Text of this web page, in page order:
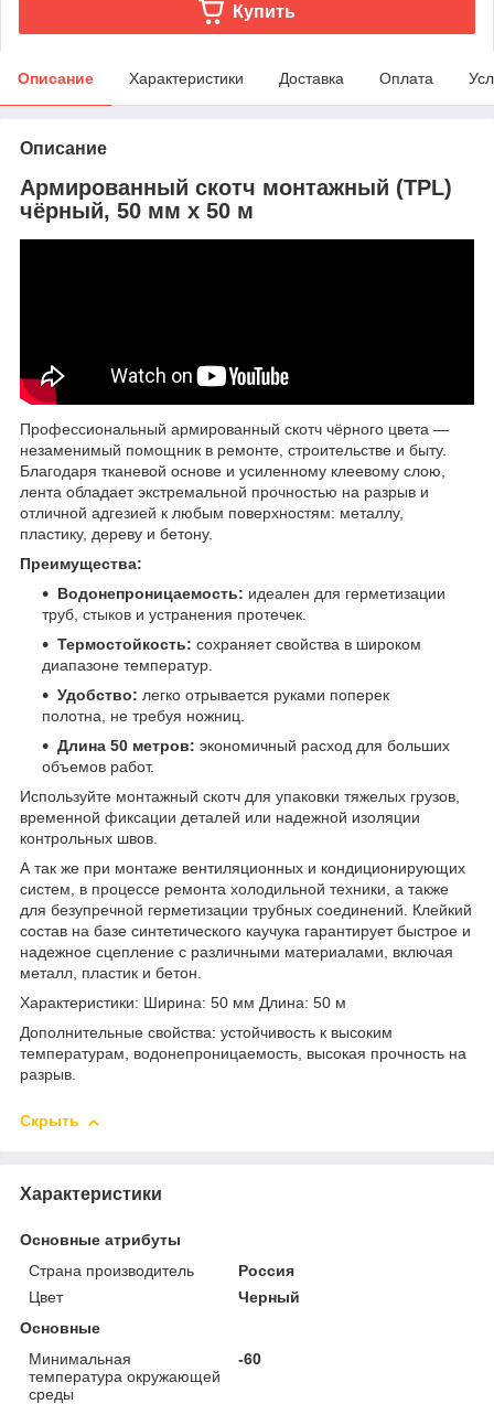
Купить
Описание Характеристики Доставка Оплата
Описание
Армированный скотч монтажный (TPL)
чёрный, 50 мм х 50 м
Профессиональный армированный скотч чёрного цвета —
незаменимый помощник в ремонте, строительстве и быту.
Благодаря тканевой основе и усиленному клеевому слою,
лента обладает экстремальной прочностью на разрыв и
отличной адгезией к любым поверхностям: металлу,
пластику, дереву и бетону.
Преимущества:
Водонепроницаемость: идеален для герметизации
труб, стыков и устранения протечек.
Термостойкость: сохраняет свойства в широком
диапазоне температур.
Удобство: легко отрывается руками поперек
полотна, не требуя ножниц.
Длина 50 метров: экономичный расход для больших
объемов работ.
Используйте монтажный скотч для упаковки тяжелых грузов,
временной фиксации деталей или надежной изоляции
контрольных швов.
А так же при монтаже вентиляционных и кондиционирующих
систем, в процессе ремонта холодильной техники, а также
для безупречной герметизации трубных соединений. Клейкий
состав на базе синтетического каучука гарантирует быстрое и
надежное сцепление с различными материалами, включая
металл, пластик и бетон.
Характеристики: Ширина: 50 мм Длина: 50 м
Дополнительные свойства: устойчивость к высоким
температурам, водонепроницаемость, высокая прочность на
разрыв.
Скрыть
Характеристики
Основные атрибуты
Страна производитель
Россия
Цвет
Черный
Основные
Минимальная
температура окружающей
среды
-60